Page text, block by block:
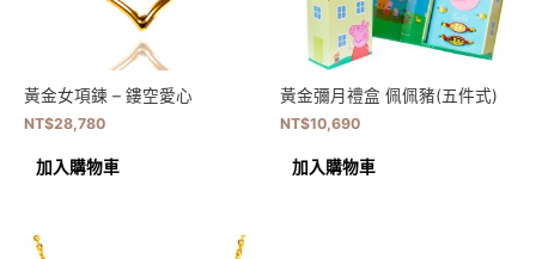
黃金女項鍊 – 鏤空愛心
NT$28,780
加入購物車
黃金彌月禮盒 佩佩豬(五件式)
NT$10,690
加入購物車